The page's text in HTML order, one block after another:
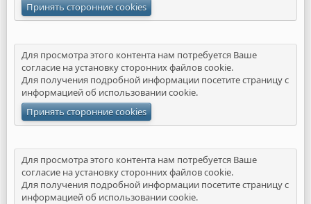
Принять сторонние cookies
Для просмотра этого контента нам потребуется Ваше
согласие на установку сторонних файлов cookie.
Для получения подробной информации посетите страницу с
информацией об использовании cookie.
Принять сторонние cookies
Для просмотра этого контента нам потребуется Ваше
согласие на установку сторонних файлов cookie.
Для получения подробной информации посетите страницу с
информацией об использовании cookie.